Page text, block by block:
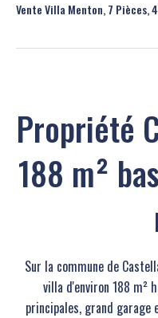
Vente Villa Menton, 7 Pièces,
Propriété
188 m²
Sur la commune de
villa d'environ 188 m²
principales, grand garage